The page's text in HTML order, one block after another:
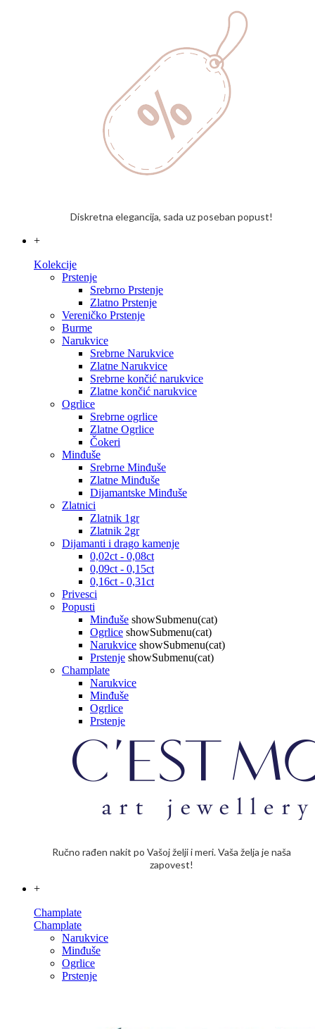
Diskretna elegancija, sada uz poseban popust!
+
Kolekcije
Prstenje
Srebrno Prstenje
Zlatno Prstenje
Vereničko Prstenje
Burme
Narukvice
Srebrne Narukvice
Zlatne Narukvice
Srebrne končić narukvice
Zlatne končić narukvice
Ogrlice
Srebrne ogrlice
Zlatne Ogrlice
Čokeri
Minđuše
Srebrne Minđuše
Zlatne Minđuše
Dijamantske Minđuše
Zlatnici
Zlatnik 1gr
Zlatnik 2gr
Dijamanti i drago kamenje
0,02ct - 0,08ct
0,09ct - 0,15ct
0,16ct - 0,31ct
Privesci
Popusti
Minđuše showSubmenu(cat)
Ogrlice showSubmenu(cat)
Narukvice showSubmenu(cat)
Prstenje showSubmenu(cat)
Champlate
Narukvice
Minđuše
Ogrlice
Prstenje
Ručno rađen nakit po Vašoj želji i meri. Vaša želja je naša
zapovest!
+
Champlate
Champlate
Narukvice
Minđuše
Ogrlice
Prstenje